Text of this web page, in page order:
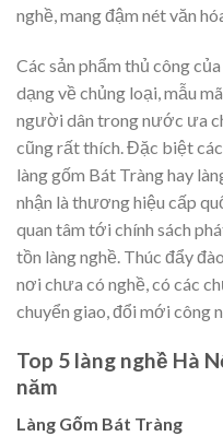
nghề, mang đậm nét văn
Các sản phẩm thủ công
dạng về chủng loại, mẫu
người dân trong nước ưa
cũng rất thích.Đặc biệt các
làng gốm Bát Tràng hay
nhận là thương hiệu cấp
quan tâm tới chính sách
tồn làng nghề. Thúc đẩy
nơi chưa có nghề, có các
chuyển giao, đổi mới công
Top 5 làng nghề Hà
năm
Làng Gốm Bát Tràng